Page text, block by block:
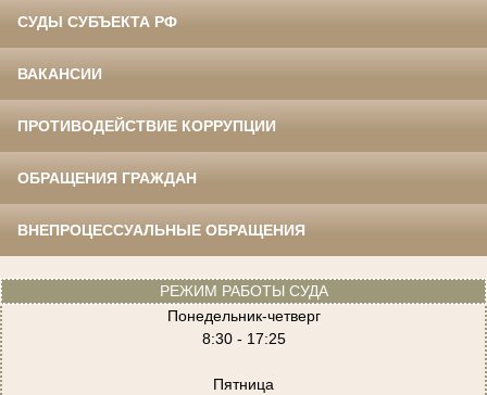
СУДЫ СУБЪЕКТА РФ
ВАКАНСИИ
ПРОТИВОДЕЙСТВИЕ КОРРУПЦИИ
ОБРАЩЕНИЯ ГРАЖДАН
ВНЕПРОЦЕССУАЛЬНЫЕ ОБРАЩЕНИЯ
РЕЖИМ РАБОТЫ СУДА
Понедельник-четверг
8:30 - 17:25
Пятница